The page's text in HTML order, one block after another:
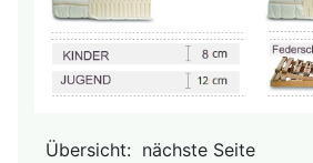
Übersicht: nächste Seite